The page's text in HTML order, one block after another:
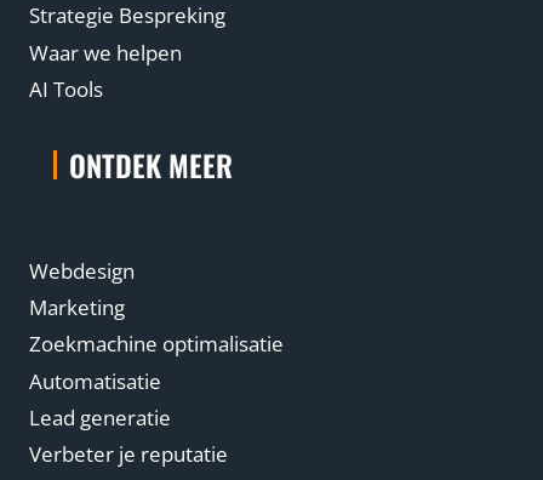
Strategie Bespreking
Waar we helpen
AI Tools
ONTDEK MEER
Webdesign
Marketing
Zoekmachine optimalisatie
Automatisatie
Lead generatie
Verbeter je reputatie